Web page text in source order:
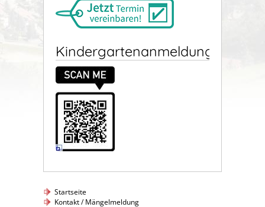
Kindergartenanmeldung
Startseite
Kontakt / Mängelmeldung